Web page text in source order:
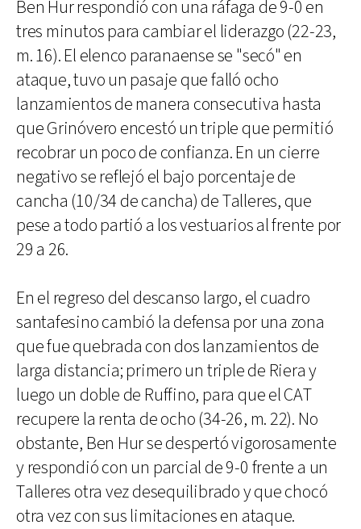
Ben Hur respondió con una ráfaga de 9-0 en
tres minutos para cambiar el liderazgo (22-23,
m. 16). El elenco paranaense se "secó" en
ataque, tuvo un pasaje que falló ocho
lanzamientos de manera consecutiva hasta
que Grinóvero encestó un triple que permitió
recobrar un poco de confianza. En un cierre
negativo se reflejó el bajo porcentaje de
cancha (10/34 de cancha) de Talleres, que
pese a todo partió a los vestuarios al frente por
29 a 26.
En el regreso del descanso largo, el cuadro
santafesino cambió la defensa por una zona
que fue quebrada con dos lanzamientos de
larga distancia; primero un triple de Riera y
luego un doble de Ruffino, para que el CAT
recupere la renta de ocho (34-26, m. 22). No
obstante, Ben Hur se despertó vigorosamente
y respondió con un parcial de 9-0 frente a un
Talleres otra vez desequilibrado y que chocó
otra vez con sus limitaciones en ataque.